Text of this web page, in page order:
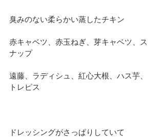
臭みのない柔らかい蒸したチキン
赤キャベツ、赤玉ねぎ、芽キャベツ、ス
ナップ
遠藤、ラディシュ、紅心大根、ハス芋、
トレピス
ドレッシングがさっぱりしていて